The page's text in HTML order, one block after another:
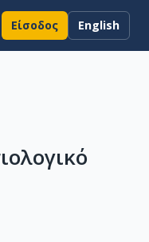
Είσοδος English